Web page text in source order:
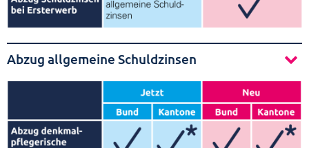
Abzug allgemeine Schuldzinsen